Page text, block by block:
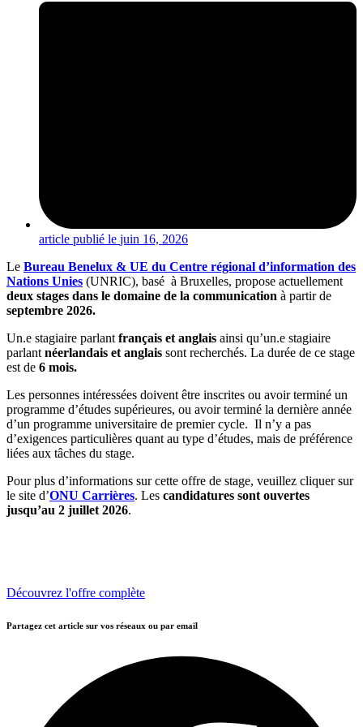
article publié le juin 16, 2026
Le Bureau Benelux & UE du Centre régional d’information des
Nations Unies (UNRIC), basé à Bruxelles, propose actuellement
deux stages dans le domaine de la communication à partir de
septembre 2026.
Un.e stagiaire parlant français et anglais ainsi qu’un.e stagiaire
parlant néerlandais et anglais sont recherchés. La durée de ce stage
est de 6 mois.
Les personnes intéressées doivent être inscrites ou avoir terminé un
programme d’études supérieures, ou avoir terminé la dernière année
d’un programme universitaire de premier cycle. Il n’y a pas
d’exigences particulières quant au type d’études, mais de préférence
liées aux tâches du stage.
Pour plus d’informations sur cette offre de stage, veuillez cliquer sur
le site d’ONU Carrières. Les candidatures sont ouvertes
jusqu’au 2 juillet 2026.
Découvrez l'offre complète
Partagez cet article sur vos réseaux ou par email